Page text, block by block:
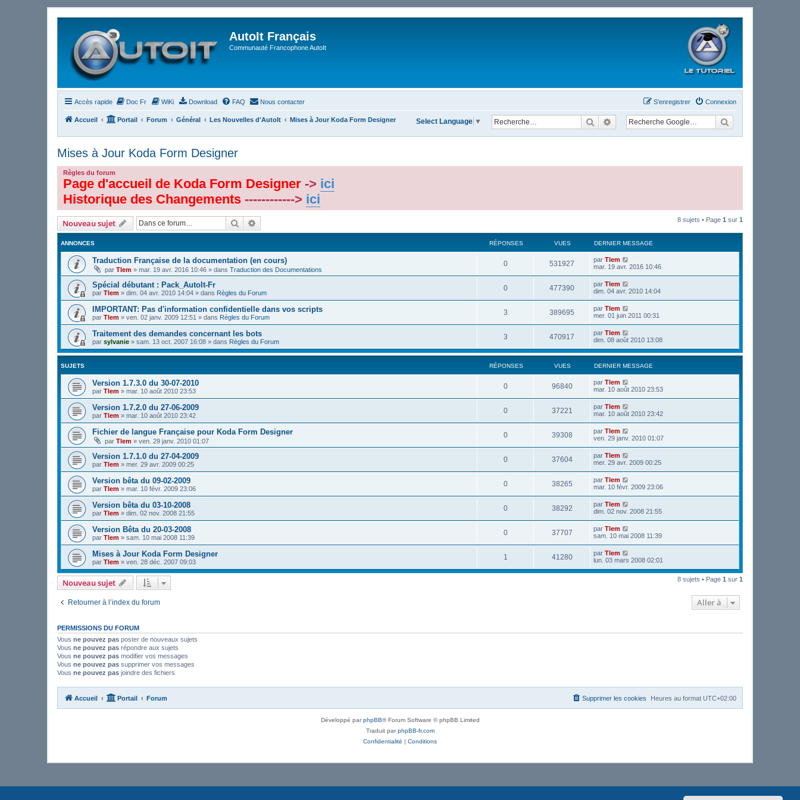
AutoIt Français
Communauté Francophone AutoIt
Accès rapide Doc Fr WiKi Download FAQ Nous contacter Connexion
S’enregistrer
Accueil Portail Forum Général Les Nouvelles d'AutoIt Mises à Jour Koda Form Designer RechercherRecherche avancée
Select Language ▼
Mises à Jour Koda Form Designer
Règles du forum
Page d'accueil de Koda Form Designer -> ici
Historique des Changements ------------> ici
Nouveau sujet Rechercher 8 sujets • Page 1 sur 1
ANNONCES RÉPONSES VUES DERNIER MESSAGE
Traduction Française de la documentation (en cours)
par Tlem » mar. 19 avr. 2016 10:46 » dans Traduction des Documentations
0 531927 par Tlem
mar. 19 avr. 2016 10:46
Spécial débutant : Pack_AutoIt-Fr
par Tlem » dim. 04 avr. 2010 14:04 » dans Règles du Forum
0 477390 par Tlem
dim. 04 avr. 2010 14:04
IMPORTANT: Pas d'information confidentielle dans vos scripts
par Tlem » ven. 02 janv. 2009 12:51 » dans Règles du Forum
3 389695 par Tlem
mer. 01 juin 2011 00:31
Traitement des demandes concernant les bots
par sylvanie » sam. 13 oct. 2007 16:08 » dans Règles du Forum
3 470917 par Tlem
dim. 08 août 2010 13:08
SUJETS RÉPONSES VUES DERNIER MESSAGE
Version 1.7.3.0 du 30-07-2010
par Tlem » mar. 10 août 2010 23:53
0 96840 par Tlem
mar. 10 août 2010 23:53
Version 1.7.2.0 du 27-06-2009
par Tlem » mar. 10 août 2010 23:42
0 37221 par Tlem
mar. 10 août 2010 23:42
Fichier de langue Française pour Koda Form Designer
par Tlem » ven. 29 janv. 2010 01:07
0 39308 par Tlem
ven. 29 janv. 2010 01:07
Version 1.7.1.0 du 27-04-2009
par Tlem » mer. 29 avr. 2009 00:25
0 37604 par Tlem
mer. 29 avr. 2009 00:25
Version bêta du 09-02-2009
par Tlem » mar. 10 févr. 2009 23:06
0 38265 par Tlem
mar. 10 févr. 2009 23:06
Version bêta du 03-10-2008
par Tlem » dim. 02 nov. 2008 21:55
0 38292 par Tlem
dim. 02 nov. 2008 21:55
Version Bêta du 20-03-2008
par Tlem » sam. 10 mai 2008 11:39
0 37707 par Tlem
sam. 10 mai 2008 11:39
Mises à Jour Koda Form Designer
par Tlem » ven. 28 déc. 2007 09:03
1 41280 par Tlem
lun. 03 mars 2008 02:01
Nouveau sujet 8 sujets • Page 1 sur 1
Retourner à l’index du forum Aller à
PERMISSIONS DU FORUM
Vous ne pouvez pas poster de nouveaux sujets
Vous ne pouvez pas répondre aux sujets
Vous ne pouvez pas modifier vos messages
Vous ne pouvez pas supprimer vos messages
Vous ne pouvez pas joindre des fichiers
Accueil Portail Forum Heures au format UTC+02:00
Supprimer les cookies
Développé parphpBB® Forum Software © phpBB Limited
Traduit parphpBB-fr.com
Confidentialité | Conditions